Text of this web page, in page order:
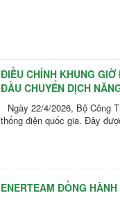
ĐIỀU CHỈNH KHUNG
ĐẦU CHUYỂN DỊCH
Ngày 22/4/2026, Bộ Công
thống điện quốc gia. Đây
ENERTEAM ĐỒNG